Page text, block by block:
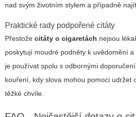
nad svým životním stylem a případně
Praktické rady podpořené citáty
Přestože citáty o cigaretách nejsou
poskytují moudré podněty k uvědomění
je používat spolu s odbornými
kouření, kdy slova mohou pomoci udržet
těžké chvíle.